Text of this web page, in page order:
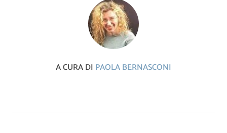
A CURA DI PAOLA BERNASCONI